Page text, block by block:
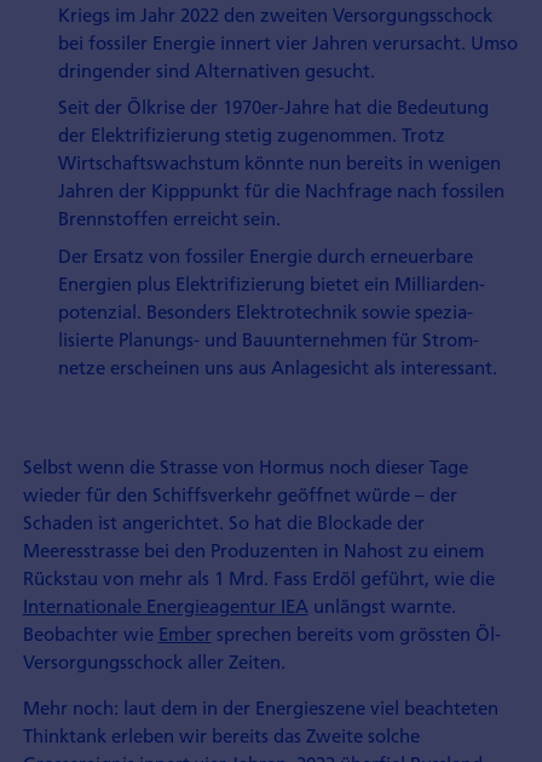
Kriegs im Jahr 2022 den zweiten Versorgungs­schock
bei fossiler Energie innert vier Jahren verur­sacht. Umso
dringender sind Alter­nativen gesucht.
Seit der Öl­krise der 1970er-Jahre hat die Bedeutung
der Elektri­fizierung stetig zugenommen. Trotz
Wirtschafts­wachstum könnte nun bereits in wenigen
Jahren der Kipppunkt für die Nach­frage nach fossilen
Brenn­stoffen erreicht sein.
Der Ersatz von fossiler Energie durch erneuerbare
Ener­gien plus Elektri­fizierung bietet ein Milliarden­
potenzial. Besonders Elektro­technik sowie spezia­
lisierte Planungs- und Bauunter­nehmen für Strom­
netze erscheinen uns aus Anlage­sicht als interessant.
Selbst wenn die Strasse von Hormus noch dieser Tage
wieder für den Schiffsverkehr geöffnet würde – der
Schaden ist angerichtet. So hat die Blockade der
Meeresstrasse bei den Produzenten in Nahost zu einem
Rückstau von mehr als 1 Mrd. Fass Erdöl geführt, wie die
Internationale Energieagentur IEAunlängst warnte.
Beobachter wie Embersprechen bereits vom grössten Öl-
Versorgungsschock aller Zeiten.
Mehr noch: laut dem in der Energieszene viel beachteten
Thinktank erleben wir bereits das Zweite solche